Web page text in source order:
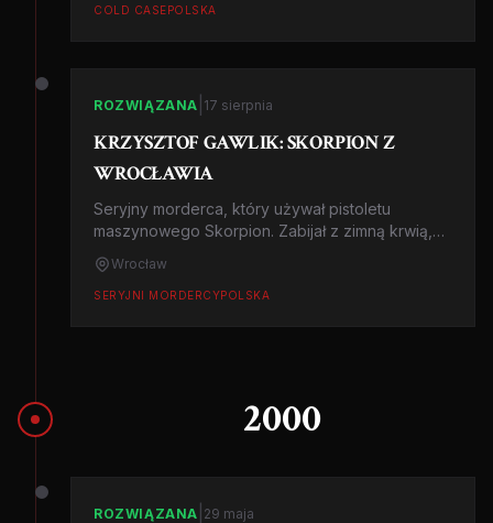
jej rodzinę?
COLD CASEPOLSKA
ROZWIĄZANA 17 sierpnia
KRZYSZTOF GAWLIK: SKORPION Z
WROCŁAWIA
Seryjny morderca, który używał pistoletu
maszynowego Skorpion. Zabijał z zimną krwią,
by sprawdzić, jak to jest zabijać ludzi. Historia
bez precedensu w polskiej kryminalistyce.
Wrocław
SERYJNI MORDERCYPOLSKA
2000
ROZWIĄZANA 29 maja